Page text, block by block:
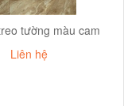
tường màu cam
Liên hệ